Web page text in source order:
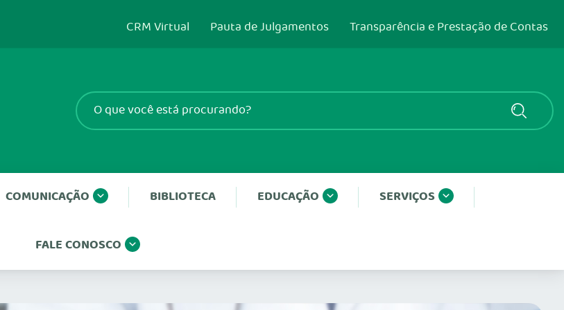
CRM Virtual Pauta de Julgamentos Transparência e Prestação de Contas
COMUNICAÇÃO BIBLIOTECA EDUCAÇÃO SERVIÇOS
FALE CONOSCO